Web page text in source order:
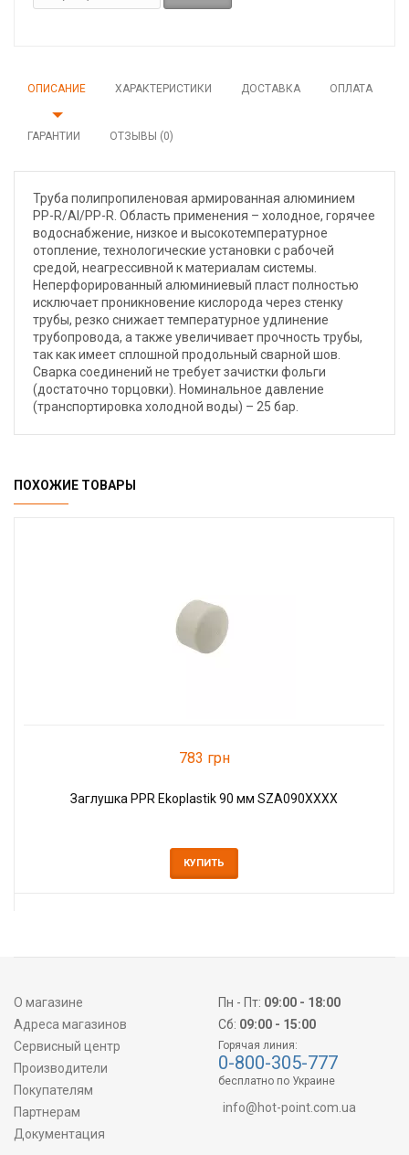
ОПИСАНИЕ ХАРАКТЕРИСТИКИ ДОСТАВКА ОПЛАТА
ГАРАНТИИ ОТЗЫВЫ (0)
Труба полипропиленовая армированная алюминием
PP-R/Al/PP-R. Область применения – холодное, горячее
водоснабжение, низкое и высокотемпературное
отопление, технологические установки с рабочей
средой, неагрессивной к материалам системы.
Неперфорированный алюминиевый пласт полностью
исключает проникновение кислорода через стенку
трубы, резко снижает температурное удлинение
трубопровода, а также увеличивает прочность трубы,
так как имеет сплошной продольный сварной шов.
Сварка соединений не требует зачистки фольги
(достаточно торцовки). Номинальное давление
(транспортировка холодной воды) – 25 бар.
ПОХОЖИЕ ТОВАРЫ
783 грн
Заглушка PPR Ekoplastik 90 мм SZA090XXXX
КУПИТЬ
О магазине
Адреса магазинов
Сервисный центр
Производители
Покупателям
Партнерам
Документация
Пн - Пт: 09:00 - 18:00
Сб: 09:00 - 15:00
Горячая линия:
0-800-305-777
бесплатно по Украине
info@hot-point.com.ua